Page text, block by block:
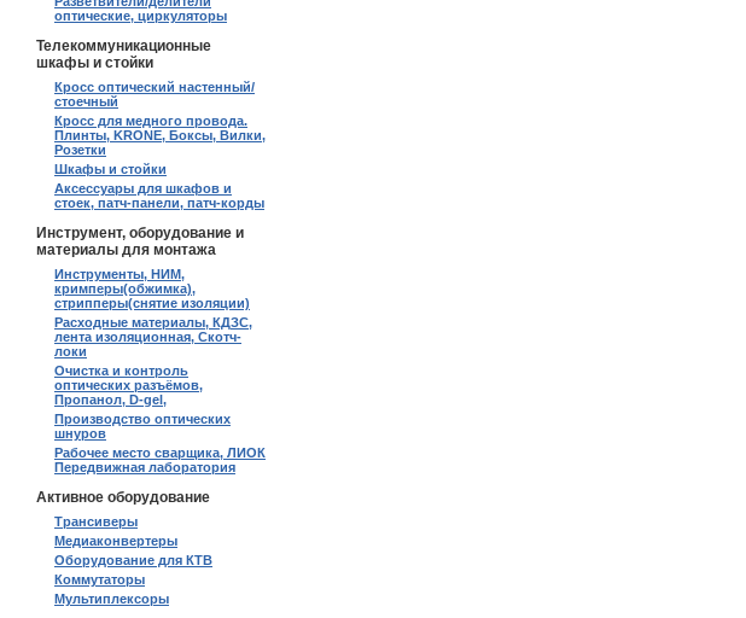
оптические, циркуляторы
Телекоммуникационные
шкафы и стойки
Кросс оптический настенный/
стоечный
Кросс для медного провода.
Плинты, KRONE, Боксы, Вилки,
Розетки
Шкафы и стойки
Аксессуары для шкафов и
стоек, патч-панели, патч-корды
Инструмент, оборудование и
материалы для монтажа
Инструменты, НИМ,
кримперы(обжимка),
стрипперы(снятие изоляции)
Расходные материалы, КДЗС,
лента изоляционная, Скотч-
локи
Очистка и контроль
оптических разъёмов,
Пропанол, D-gel,
Производство оптических
шнуров
Рабочее место сварщика, ЛИОК
Передвижная лаборатория
Активное оборудование
Трансиверы
Медиаконвертеры
Оборудование для КТВ
Коммутаторы
Мультиплексоры